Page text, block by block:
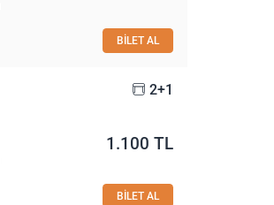
BİLET AL
2+1
1.100 TL
BİLET AL